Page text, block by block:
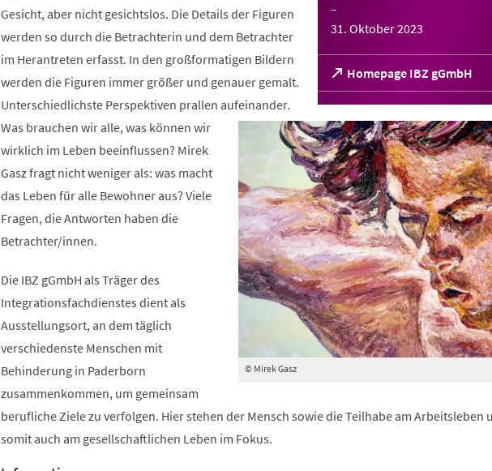
–
31. Oktober 2023
Homepage IBZ gGmbH
(Öffnet
in
einem
neuen
Tab)
© Mirek Gasz
Gesicht, aber nicht gesichtslos. Die Details der Figuren
werden so durch die Betrachterin und dem Betrachter
im Herantreten erfasst. In den großformatigen Bildern
werden die Figuren immer größer und genauer gemalt.
Unterschiedlichste Perspektiven prallen aufeinander.
Was brauchen wir alle, was können wir
wirklich im Leben beeinflussen? Mirek
Gasz fragt nicht weniger als: was macht
das Leben für alle Bewohner aus? Viele
Fragen, die Antworten haben die
Betrachter/innen.
Die IBZ gGmbH als Träger des
Integrationsfachdienstes dient als
Ausstellungsort, an dem täglich
verschiedenste Menschen mit
Behinderung in Paderborn
zusammenkommen, um gemeinsam
berufliche Ziele zu verfolgen. Hier stehen der Mensch sowie die Teilhabe am Arbeitsleben
somit auch am gesellschaftlichen Leben im Fokus.